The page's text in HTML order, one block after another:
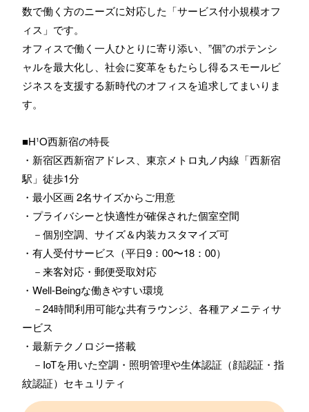
数で働く方のニーズに対応した「サービス付小規模オフ
ィス」です。
オフィスで働く一人ひとりに寄り添い、”個”のポテンシ
ャルを最大化し、社会に変革をもたらし得るスモールビ
ジネスを支援する新時代のオフィスを追求してまいりま
す。
■H¹O西新宿の特長
・新宿区西新宿アドレス、東京メトロ丸ノ内線「西新宿
駅」徒歩1分
・最小区画 2名サイズからご用意
・プライバシーと快適性が確保された個室空間
－個別空調、サイズ＆内装カスタマイズ可
・有人受付サービス（平日9：00〜18：00）
－来客対応・郵便受取対応
・Well-Beingな働きやすい環境
－24時間利用可能な共有ラウンジ、各種アメニティサ
ービス
・最新テクノロジー搭載
－IoTを用いた空調・照明管理や生体認証（顔認証・指
紋認証）セキュリティ